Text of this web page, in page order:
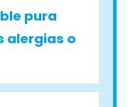
pura
alergias o